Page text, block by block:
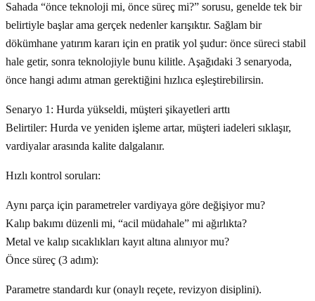
Sahada “önce teknoloji mi, önce süreç mi?” sorusu, genelde tek bir
belirtiyle başlar ama gerçek nedenler karışıktır. Sağlam bir
dökümhane yatırım kararı için en pratik yol şudur: önce süreci stabil
hale getir, sonra teknolojiyle bunu kilitle. Aşağıdaki 3 senaryoda,
önce hangi adımı atman gerektiğini hızlıca eşleştirebilirsin.
Senaryo 1: Hurda yükseldi, müşteri şikayetleri arttı
Belirtiler: Hurda ve yeniden işleme artar, müşteri iadeleri sıklaşır,
vardiyalar arasında kalite dalgalanır.
Hızlı kontrol soruları:
Aynı parça için parametreler vardiyaya göre değişiyor mu?
Kalıp bakımı düzenli mi, “acil müdahale” mi ağırlıkta?
Metal ve kalıp sıcaklıkları kayıt altına alınıyor mu?
Önce süreç (3 adım):
Parametre standardı kur (onaylı reçete, revizyon disiplini).